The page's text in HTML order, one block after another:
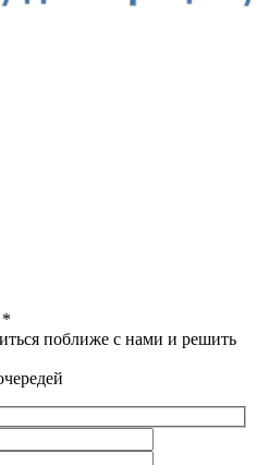
*
поближе с нами и решить